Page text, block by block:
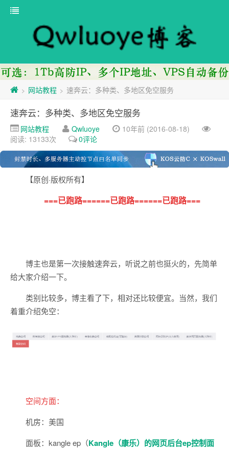
> 网站教程 > 速奔云：多种类、多地区免空服务
速奔云：多种类、多地区免空服务
网站教程 Qwluoye
10年前 (2016-08-18)
阅读: 13133次
0评论
【原创·版权所有】
===已跑路======已跑路======已跑路===
博主也是第一次接触速奔云，听说之前也挺火的，先简单
给大家介绍一下。
类别比较多，博主看了下，相对还比较便宜。当然，我们
着重介绍免空：
空间方面：
机房：美国
面板：kangle ep （Kangle（康乐）的网页后台ep控制面